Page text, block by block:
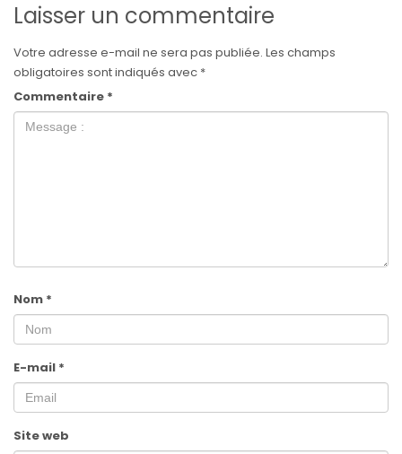
Laisser un commentaire
Votre adresse e-mail ne sera pas publiée. Les champs
obligatoires sont indiqués avec *
Commentaire *
Nom *
E-mail *
Site web